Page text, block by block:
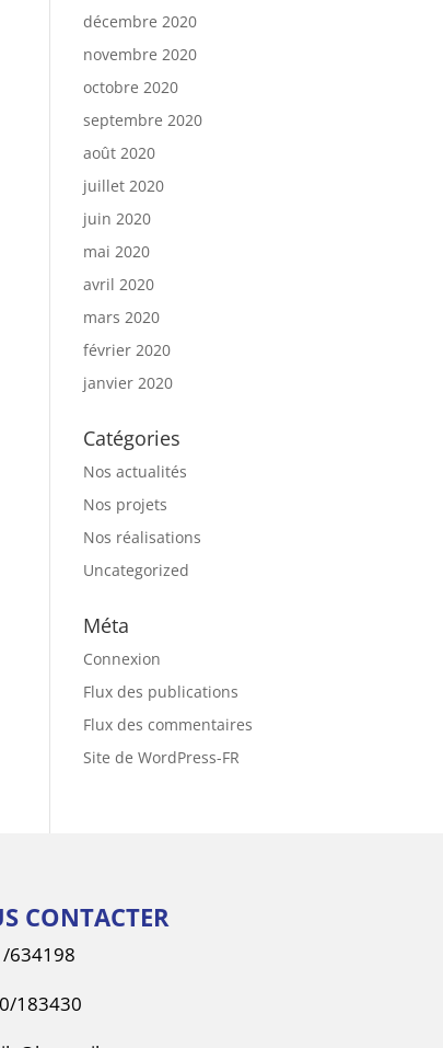
décembre 2020
novembre 2020
octobre 2020
septembre 2020
août 2020
juillet 2020
juin 2020
mai 2020
avril 2020
mars 2020
février 2020
janvier 2020
Catégories
Nos actualités
Nos projets
Nos réalisations
Uncategorized
Méta
Connexion
Flux des publications
Flux des commentaires
Site de WordPress-FR
CONTACTER
634198
183430